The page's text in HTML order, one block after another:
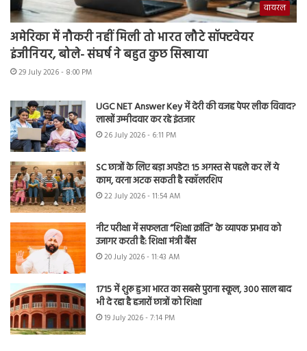
वायरल
अमेरिका में नौकरी नहीं मिली तो भारत लौटे सॉफ्टवेयर
इंजीनियर, बोले- संघर्ष ने बहुत कुछ सिखाया
29 July 2026 - 8:00 PM
UGC NET Answer Key में देरी की वजह पेपर लीक विवाद?
लाखों उम्मीदवार कर रहे इंतजार
26 July 2026 - 6:11 PM
SC छात्रों के लिए बड़ा अपडेट! 15 अगस्त से पहले कर लें ये
काम, वरना अटक सकती है स्कॉलरशिप
22 July 2026 - 11:54 AM
नीट परीक्षा में सफलता “शिक्षा क्रांति” के व्यापक प्रभाव को
उजागर करती है: शिक्षा मंत्री बैंस
20 July 2026 - 11:43 AM
1715 में शुरू हुआ भारत का सबसे पुराना स्कूल, 300 साल बाद
भी दे रहा है हजारों छात्रों को शिक्षा
19 July 2026 - 7:14 PM